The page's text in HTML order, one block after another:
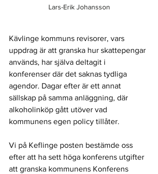
Lars-Erik Johansson
Kävlinge kommuns revisorer, vars
uppdrag är att granska hur skattepengar
används, har själva deltagit i
konferenser där det saknas tydliga
agendor. Dagar efter är ett annat
sällskap på samma anläggning, där
alkoholinköp gått utöver vad
kommunens egen policy tillåter.
Vi på Keflinge posten bestämde oss
efter att ha sett höga konferens utgifter
att granska kommunens Konferens